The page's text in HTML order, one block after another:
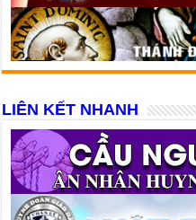
LIÊN KẾT NHANH